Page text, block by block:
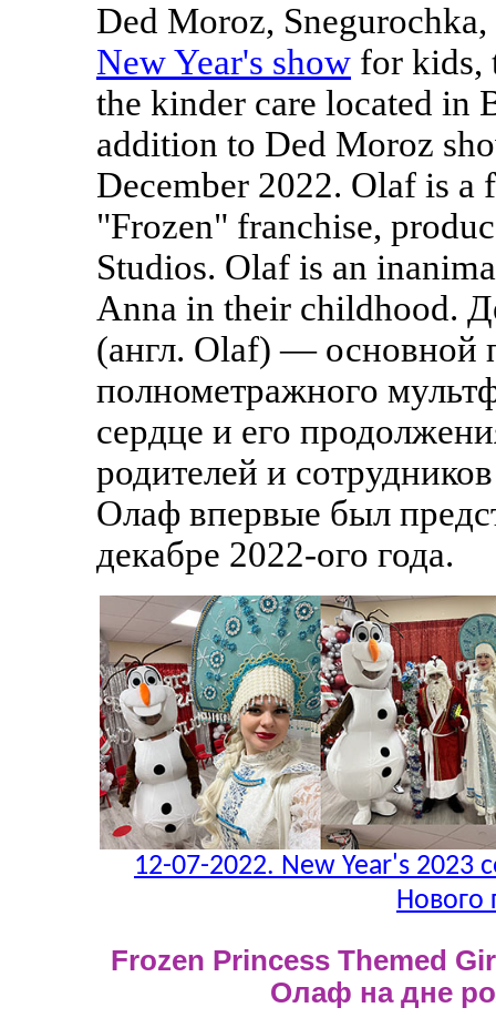
Ded Moroz,
New Year's show for kids,
the kinder care located in
addition to Ded Moroz
December 2022. Olaf is
"Frozen" franchise,
Studios. Olaf is an
Anna in their childhood.
(англ. Olaf) — основной
полнометражного
сердце и его
родителей и
Олаф впервые был
декабре 2022-ого года.
12-07-2022. New Year's 2023
Нового
Frozen Princess Themed
Олаф на дне